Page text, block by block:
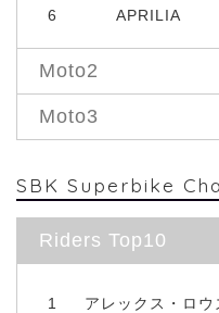
6
APRILIA
Moto2
Moto3
SBK Superbike
Riders Top10
1 アレックス・ロ